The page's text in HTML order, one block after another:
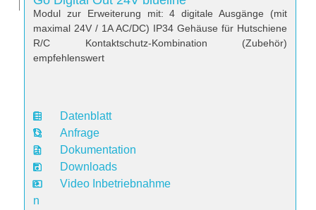
Modul zur Erweiterung mit: 4 digitale Ausgänge (mit
maximal 24V / 1A AC/DC) IP34 Gehäuse für Hutschiene
R/C Kontaktschutz-Kombination (Zubehör)
empfehlenswert
D
a
t
e
n
Datenblatt
Anfrage
Dokumentation
Downloads
Video Inbetriebnahme